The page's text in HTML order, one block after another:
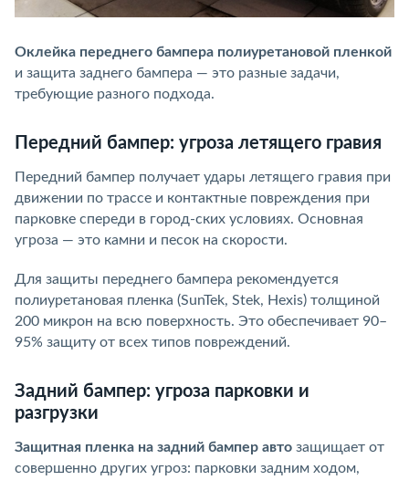
Оклейка переднего бампера полиуретановой пленкой
и защита заднего бампера — это разные задачи,
требующие разного подхода.
Передний бампер: угроза летящего гравия
Передний бампер получает удары летящего гравия при
движении по трассе и контактные повреждения при
парковке спереди в город-ских условиях. Основная
угроза — это камни и песок на скорости.
Для защиты переднего бампера рекомендуется
полиуретановая пленка (SunTek, Stek, Hexis) толщиной
200 микрон на всю поверхность. Это обеспечивает 90–
95% защиту от всех типов повреждений.
Задний бампер: угроза парковки и
разгрузки
Защитная пленка на задний бампер авто защищает от
совершенно других угроз: парковки задним ходом,